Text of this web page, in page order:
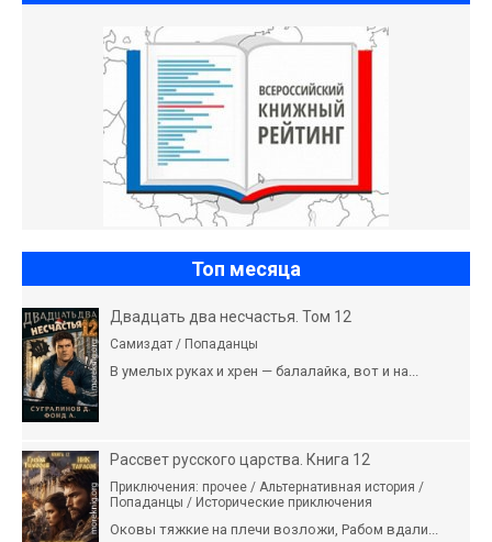
Топ месяца
Двадцать два несчастья. Том 12
Самиздат / Попаданцы
В умелых руках и хрен — балалайка, вот и на...
Рассвет русского царства. Книга 12
Приключения: прочее / Альтернативная история /
Попаданцы / Исторические приключения
Оковы тяжкие на плечи возложи, Рабом вдали...